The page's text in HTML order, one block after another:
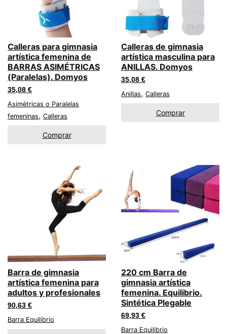
Calleras para gimnasia
artística femenina de
BARRAS ASIMÉTRICAS
(Paralelas). Domyos
35,08 €
Asimétricas o Paralelas
femeninas, Calleras
Comprar
Calleras de gimnasia
artística masculina para
ANILLAS. Domyos
35,08 €
Anillas, Calleras
Comprar
Barra de gimnasia
artística femenina para
adultos y profesionales
90,63 €
Barra Equilibrio
220 cm Barra de
gimnasia artística
femenina. Equilibrio.
Sintética Plegable
69,93 €
Barra Equilibrio